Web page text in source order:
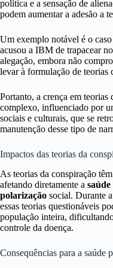
política e a sensação de
podem aumentar a adesão a
Um exemplo notável é o
acusou a IBM de trapacear
alegação, embora não
levar à formulação de teorias
Portanto, a crença em
complexo, influenciado por
sociais e culturais, que se
manutenção desse tipo de
Impactos das teorias da
As teorias da conspiração
afetando diretamente a
polarização social. Durante
essas teorias questionáveis
população inteira,
controle da doença.
Consequências para a saúde